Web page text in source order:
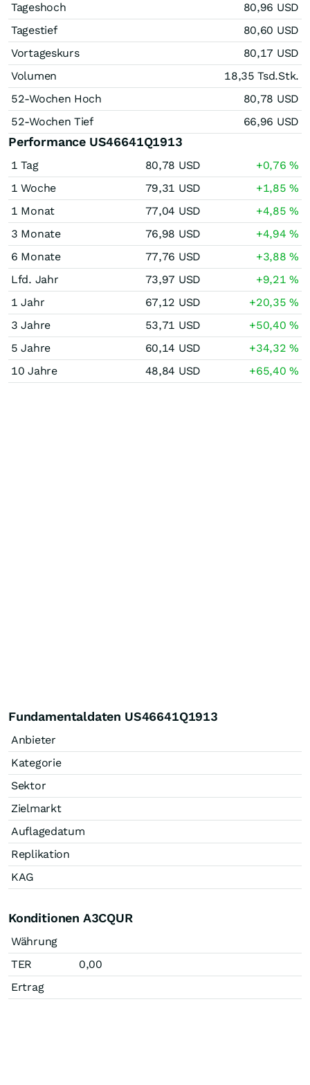
Tageshoch
80,96 USD
Tagestief
80,60 USD
Vortageskurs
80,17 USD
Volumen
18,35 Tsd.Stk.
52-Wochen Hoch
80,78 USD
52-Wochen Tief
66,96 USD
Performance US46641Q1913
1 Tag 80,78 USD +0,76%
1 Woche
79,31 USD +1,85%
1 Monat
77,04 USD +4,85%
3 Monate
76,98 USD +4,94%
6 Monate
77,76 USD +3,88%
Lfd. Jahr
73,97 USD +9,21%
1 Jahr
67,12 USD +20,35%
3 Jahre
53,71 USD +50,40%
5 Jahre
60,14 USD +34,32%
10 Jahre
48,84 USD +65,40%
Fundamentaldaten US46641Q1913
Anbieter
Kategorie
Sektor
Zielmarkt
Auflagedatum
Replikation
KAG
Konditionen A3CQUR
Währung
TER
0,00
Ertrag